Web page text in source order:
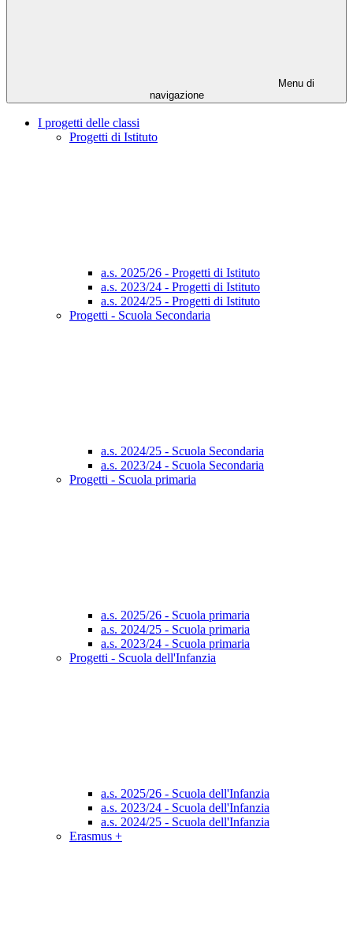
Menu di
navigazione
I progetti delle classi
Progetti di Istituto
a.s. 2025/26 - Progetti di Istituto
a.s. 2023/24 - Progetti di Istituto
a.s. 2024/25 - Progetti di Istituto
Progetti - Scuola Secondaria
a.s. 2024/25 - Scuola Secondaria
a.s. 2023/24 - Scuola Secondaria
Progetti - Scuola primaria
a.s. 2025/26 - Scuola primaria
a.s. 2024/25 - Scuola primaria
a.s. 2023/24 - Scuola primaria
Progetti - Scuola dell'Infanzia
a.s. 2025/26 - Scuola dell'Infanzia
a.s. 2023/24 - Scuola dell'Infanzia
a.s. 2024/25 - Scuola dell'Infanzia
Erasmus +